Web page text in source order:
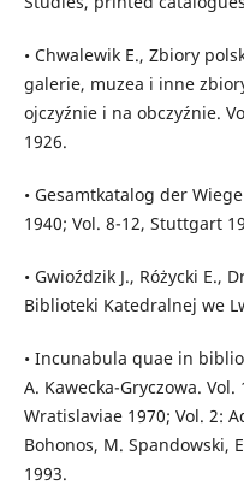
• Chwalewik E., Zbiory
galerie, muzea i inne
ojczyźnie i na obczyźnie.
1926.
• Gesamtkatalog der
1940; Vol. 8-12, Stuttgart
• Gwioździk J., Różycki E.,
Biblioteki Katedralnej we
• Incunabula quae in
A. Kawecka-Gryczowa.
Wratislaviae 1970; Vol. 2:
Bohonos, M. Spandowski,
1993.